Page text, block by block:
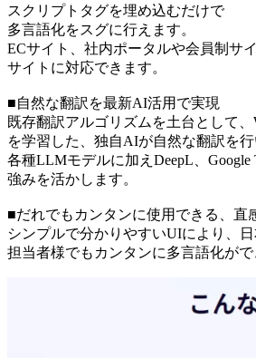
スクリプトタグを埋め込むだけで
多言語化をスグに行えます。
ECサイト、社内ポータルや会員制サ
サイトに対応できます。
■自然な翻訳を最新AI活用で実現
既存翻訳アルゴリズムを土台として
を学習した、独自AIが自然な翻訳を行
各種LLMモデルに加えDeepL、Google
強みを活かします。
■だれでもカンタンに使用できる、直
シンプルで分かりやすいUIにより、
担当者様でもカンタンに多言語化がで